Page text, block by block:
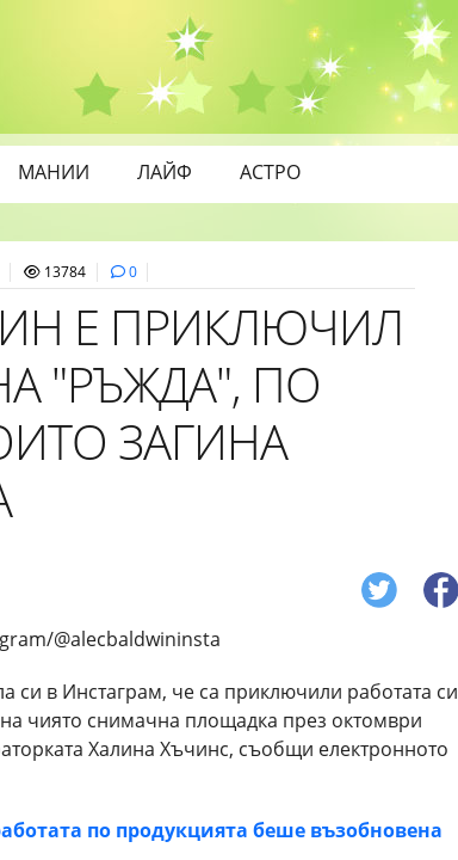
МАНИИ ЛАЙФ АСТРО
13784 0
Е ПРИКЛЮЧИЛ
"РЪЖДА", ПО
ЗАГИНА
си в Инстаграм, че са приключили работата си
чиято снимачна площадка през октомври
Халина Хъчинс, съобщи електронното
по продукцията беше възобновена